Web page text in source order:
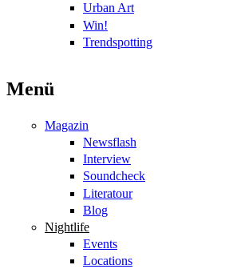
Urban Art
Win!
Trendspotting
Menü
Magazin
Newsflash
Interview
Soundcheck
Literatour
Blog
Nightlife
Events
Locations